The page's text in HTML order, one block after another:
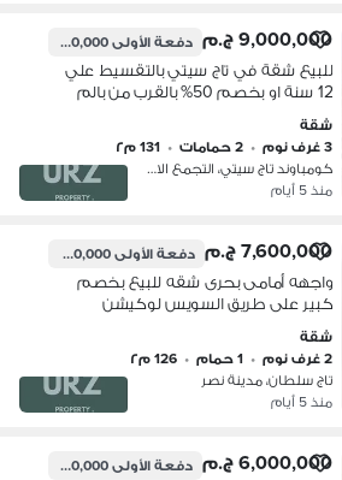
9,000,000 ج.م دفعة الأولى900,000 ج.م
للبيع شقة في تاج سيتي بالتقسيط علي
12 سنة او بخصم 50% بالقرب من بالم
هيلز التجمع و ميفيدا و هايد بارك و
مدينتي و سراى و الرحاب و الشروق
شقة
3 غرف نوم
• 2 حمامات • 131 م٢
كومباوند تاج سيتي، التجمع الاول
منذ 5 أيام
7,600,000 ج.م دفعة الأولى1,200,000 ج.م
واجهه أمامى بحرى شقه للبيع بخصم
كبير على طريق السويس لوكيشن
استراتيجى دقائق من تاج سيتى و مدينة
نصر و مطار القاهره و مفيدا
شقة
2 غرف نوم
• 1 حمام • 126 م٢
تاج سلطان، مدينة نصر
منذ 5 أيام
6,000,000 ج.م دفعة الأولى1,100,000 ج.م